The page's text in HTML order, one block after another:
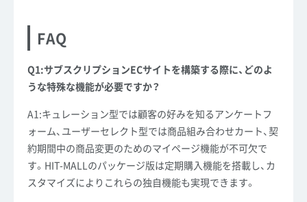
FAQ
Q1:サブスクリプションECサイトを構築する際に、どのよ
うな特殊な機能が必要ですか？
A1:キュレーション型では顧客の好みを知るアンケートフ
ォーム、ユーザーセレクト型では商品組み合わせカート、契
約期間中の商品変更のためのマイページ機能が不可欠で
す。HIT-MALLのパッケージ版は定期購入機能を搭載し、カ
スタマイズによりこれらの独自機能も実現できます。